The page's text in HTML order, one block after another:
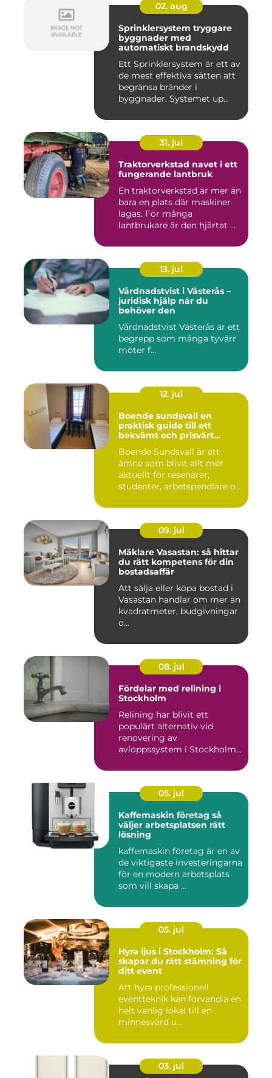
02. aug
Sprinklersystem tryggare
byggnader med
automatiskt brandskydd
Ett Sprinklersystem är ett av
de mest effektiva sätten att
begränsa bränder i
byggnader. Systemet up...
31. jul
Traktorverkstad navet i ett
fungerande lantbruk
En traktorverkstad är mer än
bara en plats där maskiner
lagas. För många
lantbrukare är den hjärtat ...
13. jul
Vårdnadstvist i Västerås –
juridisk hjälp när du
behöver den
Vårdnadstvist Västerås är ett
begrepp som många tyvärr
möter f...
12. jul
Boende sundsvall en
praktisk guide till ett
bekvämt och prisvärt
Boende Sundsvall är ett
ämne som blivit allt mer
aktuellt för resenärer,
studenter, arbetspendlare o...
09. jul
Mäklare Vasastan: så hittar
du rätt kompetens för din
bostadsaffär
Att sälja eller köpa bostad i
Vasastan handlar om mer än
kvadratmeter, budgivningar
o...
08. jul
Fördelar med relining i
Stockholm
Relining har blivit ett
populärt alternativ vid
renovering av
avloppssystem i Stockholm.
05. jul
Kaffemaskin företag så
väljer arbetsplatsen rätt
lösning
kaffemaskin företag är en av
de viktigaste investeringarna
för en modern arbetsplats
som vill skapa ...
05. jul
Hyra ljus i Stockholm: Så
skapar du rätt stämning för
ditt event
Att hyra professionell
eventteknik kan förvandla en
helt vanlig lokal till en
minnesvärd u...
03. jul